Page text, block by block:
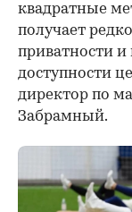
квадратные
получает
приватности
доступности
директор по
Забрамный.